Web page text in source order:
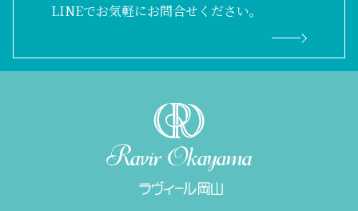
LINEでお気軽にお問合せください。